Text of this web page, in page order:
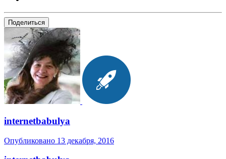
Поделиться
internetbabulya
Опубликовано 13 декабря, 2016